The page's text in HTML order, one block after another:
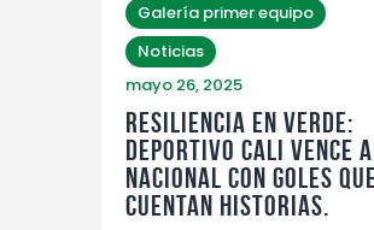
Galería primer equipo
Noticias
mayo 26, 2025
RESILIENCIA EN VERDE:
DEPORTIVO CALI VENCE A
NACIONAL CON GOLES
CUENTAN HISTORIAS.